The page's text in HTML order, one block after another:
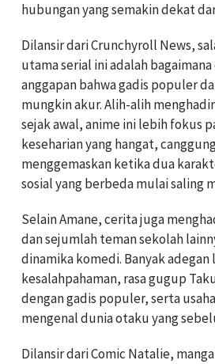
hubungan yang semakin dekat
Dilansir dari Crunchyroll News,
utama serial ini adalah
anggapan bahwa gadis populer
mungkin akur. Alih-alih
sejak awal, anime ini lebih fokus
keseharian yang hangat,
menggemaskan ketika dua
sosial yang berbeda mulai saling
Selain Amane, cerita juga
dan sejumlah teman sekolah
dinamika komedi. Banyak
kesalahpahaman, rasa gugup
dengan gadis populer, serta
mengenal dunia otaku yang
Dilansir dari Comic Natalie,